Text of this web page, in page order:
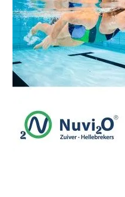
g
a
t
i
e